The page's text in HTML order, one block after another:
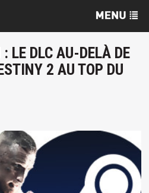
LE DLC AU-DELÀ DE
2 AU TOP DU